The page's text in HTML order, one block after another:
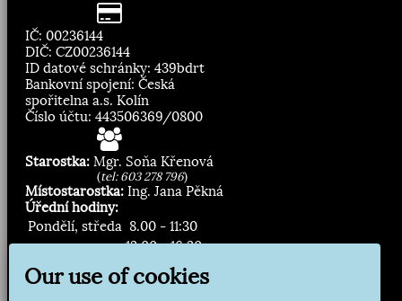
IČ: 00236144
DIČ: CZ00236144
ID datové schránky: 439bdrt
Bankovní spojení: Česká
spořitelna a.s. Kolín
Číslo účtu: 443506369/0800
Starostka: Mgr. Soňa Křenová
(tel: 603 278 796)
Místostarostka: Ing. Jana Pěkná
Úřední hodiny:
Pondělí, středa 8.00 - 11:30
13:00 - 16:30
Our use of cookies